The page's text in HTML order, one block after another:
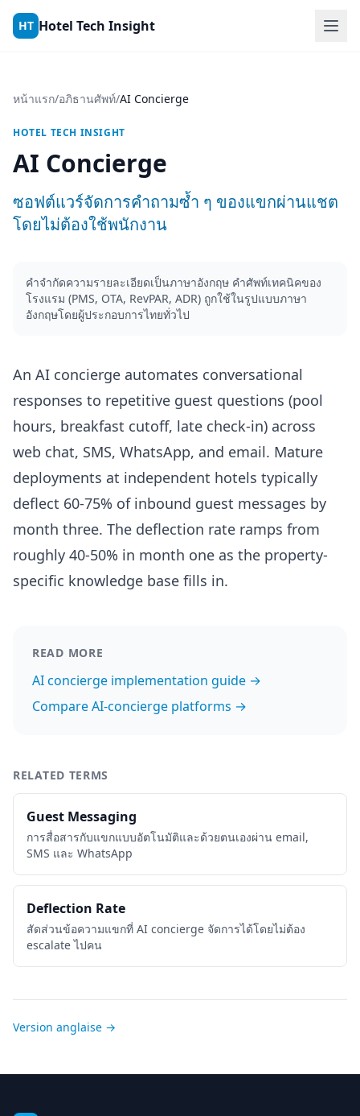
Skip to content
HT Hotel Tech Insight
หน้าแรก/อภิธานศัพท์/AI Concierge
HOTEL TECH INSIGHT
AI Concierge
ซอฟต์แวร์จัดการคำถามซ้ำ ๆ ของแขกผ่านแชต
โดยไม่ต้องใช้พนักงาน
คำจำกัดความรายละเอียดเป็นภาษาอังกฤษ คำศัพท์เทคนิคของ
โรงแรม (PMS, OTA, RevPAR, ADR) ถูกใช้ในรูปแบบภาษา
อังกฤษโดยผู้ประกอบการไทยทั่วไป
An AI concierge automates conversational
responses to repetitive guest questions (pool
hours, breakfast cutoff, late check-in) across
web chat, SMS, WhatsApp, and email. Mature
deployments at independent hotels typically
deflect 60-75% of inbound guest messages by
month three. The deflection rate ramps from
roughly 40-50% in month one as the property-
specific knowledge base fills in.
READ MORE
AI concierge implementation guide →
Compare AI-concierge platforms →
RELATED TERMS
Guest Messaging
การสื่อสารกับแขกแบบอัตโนมัติและด้วยตนเองผ่าน email,
SMS และ WhatsApp
Deflection Rate
สัดส่วนข้อความแขกที่ AI concierge จัดการได้โดยไม่ต้อง
escalate ไปคน
Version anglaise →